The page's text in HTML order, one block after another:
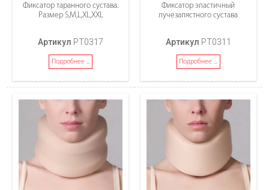
Фиксатор таранного сустава.
Размер S,M,L,XL,XXL
Артикул PT0317
Подробнее ...
Фиксатор эластичный
лучезапястного сустава
Артикул PT0311
Подробнее ...